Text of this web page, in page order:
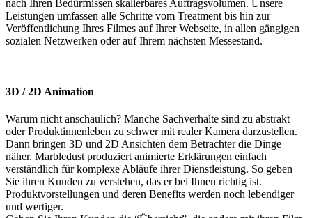
nach Ihren Bedürfnissen skalierbares Auftragsvolumen. Unsere
Leistungen umfassen alle Schritte vom Treatment bis hin zur
Veröffentlichung Ihres Filmes auf Ihrer Webseite, in allen gängigen
sozialen Netzwerken oder auf Ihrem nächsten Messestand.
3D / 2D Animation
Warum nicht anschaulich? Manche Sachverhalte sind zu abstrakt
oder Produktinnenleben zu schwer mit realer Kamera darzustellen.
Dann bringen 3D und 2D Ansichten dem Betrachter die Dinge
näher. Marbledust produziert animierte Erklärungen einfach
verständlich für komplexe Abläufe ihrer Dienstleistung. So geben
Sie ihren Kunden zu verstehen, das er bei Ihnen richtig ist.
Produktvorstellungen und deren Benefits werden noch lebendiger
und wertiger.